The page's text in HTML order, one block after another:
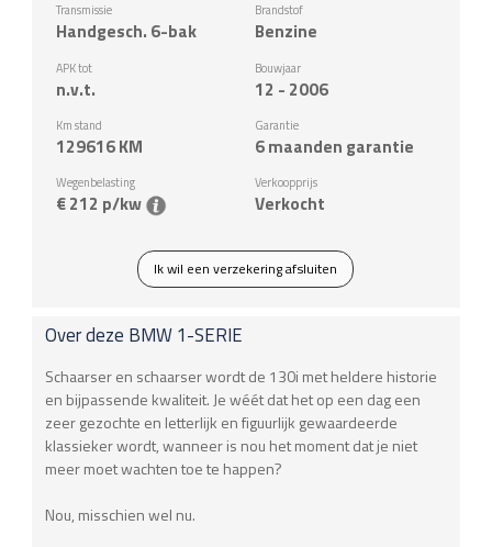
Transmissie
Handgesch. 6-bak
Brandstof
Benzine
APK tot
n.v.t.
Bouwjaar
12 - 2006
Km stand
129616KM
Garantie
6 maanden garantie
Wegenbelasting
€ 212 p/kw
Verkoopprijs
Verkocht
Ik wil een verzekering afsluiten
Over deze BMW1-SERIE
Schaarser en schaarser wordt de 130i met heldere historie
en bijpassende kwaliteit. Je wéét dat het op een dag een
zeer gezochte en letterlijk en figuurlijk gewaardeerde
klassieker wordt, wanneer is nou het moment dat je niet
meer moet wachten toe te happen?
Nou, misschien wel nu.